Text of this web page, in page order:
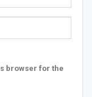
browser for the